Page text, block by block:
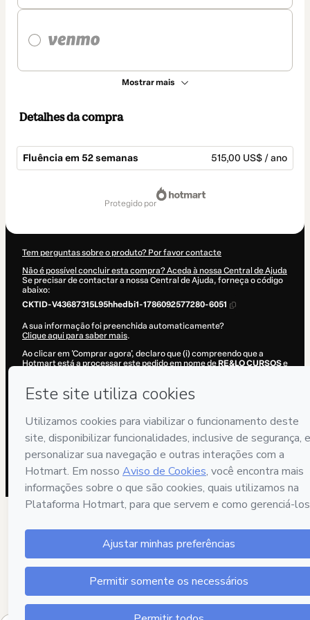
Mostrar mais
Detalhes da compra
Fluência em 52 semanas 515,00 US$ / ano
protegido por
Tem perguntas sobre o produto? Por favor contacte
Não é possível concluir esta compra? Aceda à nossa Central de Ajuda
Se precisar de contactar a nossa Central de Ajuda, forneça o código
abaixo:
CKTID-V43687315L95hhedbi1-1786092577280-6051
A sua informação foi preenchida automaticamente?
Clique aqui para saber mais.
Ao clicar em 'Comprar agora', declaro que (i) compreendo que a
Hotmart está a processar este pedido em nome de RE&LO CURSOSe
de Privacidadeerestantes Políticas da Hotmart
de idade ou autorizado e acompanhado por um responsável legal.
Saiba mais sobre a sua compra aqui.
Hotmart ©2026- Todos os direitos reservados